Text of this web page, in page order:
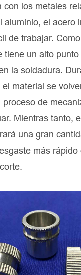
con los metales
aluminio, el acero
de trabajar.
tiene un alto
la soldadura.
material se
proceso de
Mientras tanto,
una gran
más rápido